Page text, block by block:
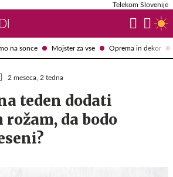
na sonce Mojster za vse Oprema in dekor
Telekom Slovenije
2 meseca, 2 tedna
teden dodati
da bodo